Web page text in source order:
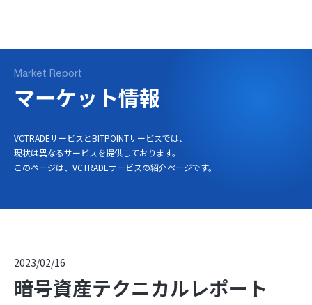
Market Report
マーケット情報
VCTRADEサービスとBITPOINTサービスでは、
現状は異なるサービスを提供しております。
このページは、VCTRADEサービスの紹介ページです。
2023/02/16
暗号資産テクニカルレポート